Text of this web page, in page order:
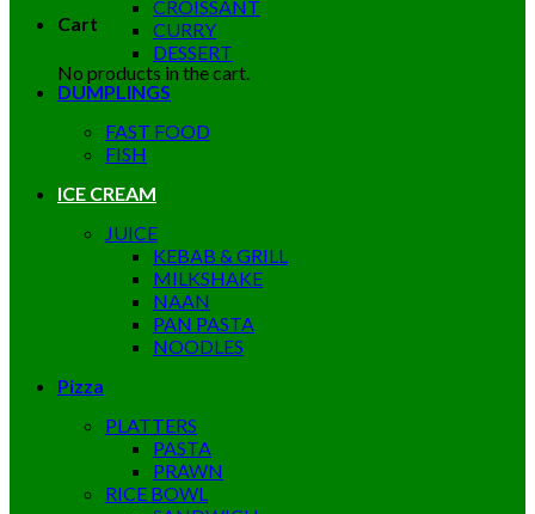
Cart
No products in the cart.
CROISSANT
CURRY
DESSERT
DUMPLINGS
FAST FOOD
FISH
ICE CREAM
JUICE
KEBAB & GRILL
MILKSHAKE
NAAN
PAN PASTA
NOODLES
Pizza
PLATTERS
PASTA
PRAWN
RICE BOWL